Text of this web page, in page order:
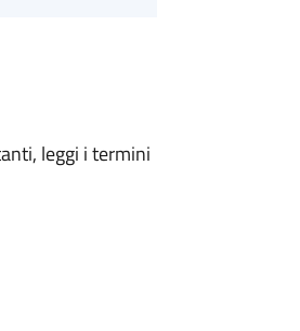
leggi i termini